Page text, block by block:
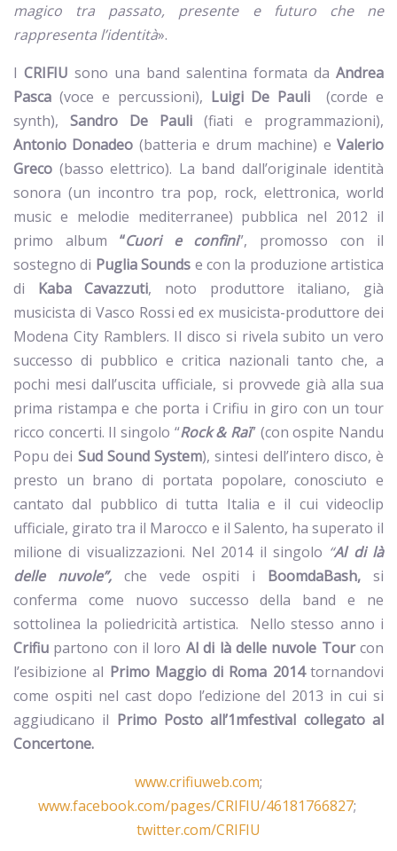
magico tra passato, presente e futuro che ne
rappresenta l’identità».
I CRIFIU sono una band salentina formata da Andrea
Pasca (voce e percussioni), Luigi De Pauli (corde e
synth), Sandro De Pauli (fiati e programmazioni),
Antonio Donadeo (batteria e drum machine) eValerio
Greco (basso elettrico). La band dall’originale identità
sonora (un incontro tra pop, rock, elettronica, world
music e melodie mediterranee) pubblica nel 2012 il
primo album “Cuori e confini”, promosso con il
sostegno di Puglia Sounds e con la produzione artistica
di Kaba Cavazzuti, noto produttore italiano, già
musicista di Vasco Rossi ed ex musicista-produttore dei
Modena City Ramblers. Il disco si rivela subito un vero
successo di pubblico e critica nazionali tanto che, a
pochi mesi dall’uscita ufficiale, si provvede già alla sua
prima ristampa e che porta i Crifiu in giro con un tour
ricco concerti. Il singolo “Rock & Raï” (con ospite Nandu
Popu dei Sud Sound System), sintesi dell’intero disco, è
presto un brano di portata popolare, conosciuto e
cantato dal pubblico di tutta Italia e il cui videoclip
ufficiale, girato tra il Marocco e il Salento, ha superato il
milione di visualizzazioni. Nel 2014 il singolo “Al di là
delle nuvole”, che vede ospiti i BoomdaBash, si
conferma come nuovo successo della band e ne
sottolinea la poliedricità artistica. Nello stesso anno i
Crifiu partono con il loro Al di là delle nuvole Tourcon
l’esibizione al Primo Maggio di Roma 2014tornandovi
come ospiti nel cast dopo l’edizione del 2013 in cui si
aggiudicano il Primo Posto all’1mfestival collegato al
Concertone.
www.crifiuweb.com;
www.facebook.com/pages/CRIFIU/46181766827;
twitter.com/CRIFIU